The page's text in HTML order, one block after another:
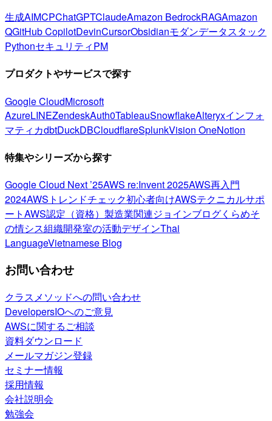
生成AIMCPChatGPTClaudeAmazon BedrockRAGAmazon
QGitHub CopilotDevinCursorObsidianモダンデータスタック
PythonセキュリティPM
プロダクトやサービスで探す
Google CloudMicrosoft
AzureLINEZendeskAuth0TableauSnowflakeAlteryxインフォ
マティカdbtDuckDBCloudflareSplunkVision OneNotion
特集やシリーズから探す
Google Cloud Next ’25AWS re:Invent 2025AWS再入門
2024AWSトレンドチェック初心者向けAWSテクニカルサポ
ートAWS認定（資格） 製造業関連ジョインブログくらめそ
の情シス組織開発室の活動デザインThai
LanguageVietnamese Blog
お問い合わせ
クラスメソッドへの問い合わせ
DevelopersIOへのご意見
AWSに関するご相談
資料ダウンロード
メールマガジン登録
セミナー情報
採用情報
会社説明会
勉強会